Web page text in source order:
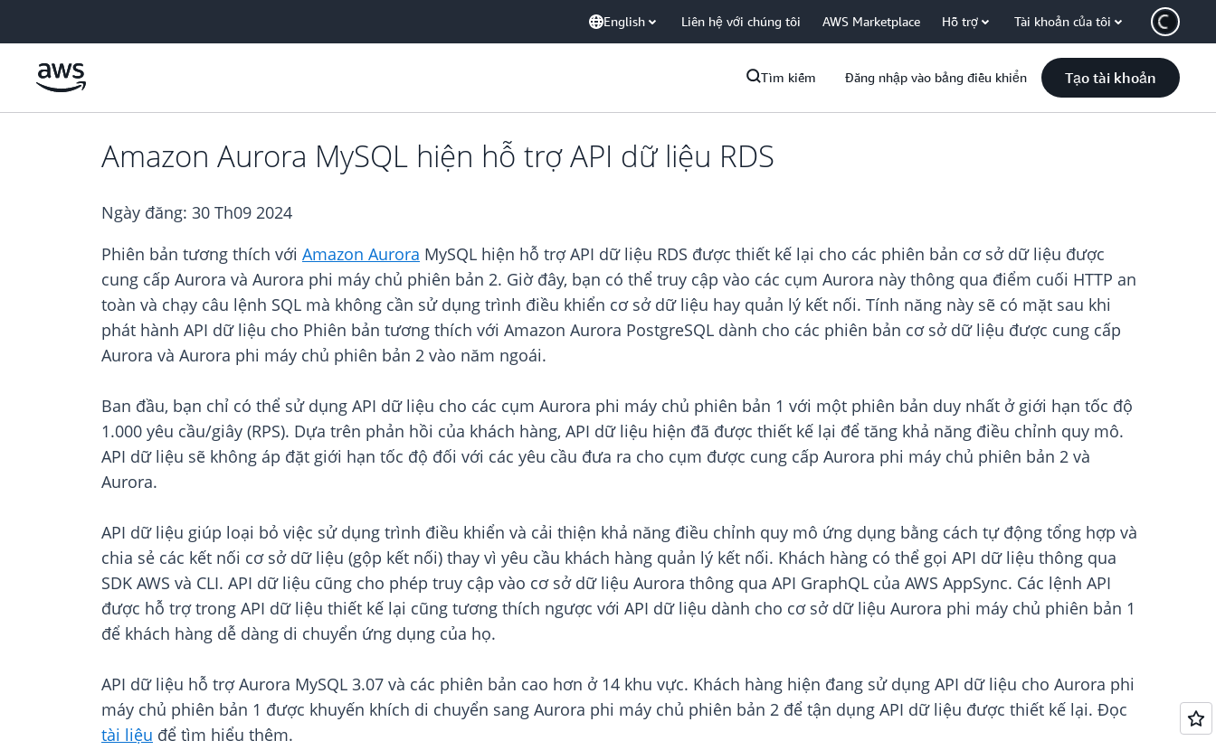
English Liên hệ với chúng tôi AWS Marketplace Hỗ trợ Tài khoản của tôi
Tìm kiếm Đăng nhập vào bảng điều khiển Tạo tài khoản
Amazon Aurora MySQL hiện hỗ trợ API dữ liệu RDS
Ngày đăng: 30 Th09 2024
Phiên bản tương thích với Amazon Aurora MySQL hiện hỗ trợ API dữ liệu RDS được thiết kế lại cho các phiên bản cơ sở dữ liệu được
cung cấp Aurora và Aurora phi máy chủ phiên bản 2. Giờ đây, bạn có thể truy cập vào các cụm Aurora này thông qua điểm cuối HTTP an
toàn và chạy câu lệnh SQL mà không cần sử dụng trình điều khiển cơ sở dữ liệu hay quản lý kết nối. Tính năng này sẽ có mặt sau khi
phát hành API dữ liệu cho Phiên bản tương thích với Amazon Aurora PostgreSQL dành cho các phiên bản cơ sở dữ liệu được cung cấp
Aurora và Aurora phi máy chủ phiên bản 2 vào năm ngoái.
Ban đầu, bạn chỉ có thể sử dụng API dữ liệu cho các cụm Aurora phi máy chủ phiên bản 1 với một phiên bản duy nhất ở giới hạn tốc độ
1.000 yêu cầu/giây (RPS). Dựa trên phản hồi của khách hàng, API dữ liệu hiện đã được thiết kế lại để tăng khả năng điều chỉnh quy mô.
API dữ liệu sẽ không áp đặt giới hạn tốc độ đối với các yêu cầu đưa ra cho cụm được cung cấp Aurora phi máy chủ phiên bản 2 và
Aurora.
API dữ liệu giúp loại bỏ việc sử dụng trình điều khiển và cải thiện khả năng điều chỉnh quy mô ứng dụng bằng cách tự động tổng hợp và
chia sẻ các kết nối cơ sở dữ liệu (gộp kết nối) thay vì yêu cầu khách hàng quản lý kết nối. Khách hàng có thể gọi API dữ liệu thông qua
SDK AWS và CLI. API dữ liệu cũng cho phép truy cập vào cơ sở dữ liệu Aurora thông qua API GraphQL của AWS AppSync. Các lệnh API
được hỗ trợ trong API dữ liệu thiết kế lại cũng tương thích ngược với API dữ liệu dành cho cơ sở dữ liệu Aurora phi máy chủ phiên bản 1
để khách hàng dễ dàng di chuyển ứng dụng của họ.
API dữ liệu hỗ trợ Aurora MySQL 3.07 và các phiên bản cao hơn ở 14 khu vực. Khách hàng hiện đang sử dụng API dữ liệu cho Aurora phi
máy chủ phiên bản 1 được khuyến khích di chuyển sang Aurora phi máy chủ phiên bản 2 để tận dụng API dữ liệu được thiết kế lại. Đọc
tài liệu để tìm hiểu thêm.